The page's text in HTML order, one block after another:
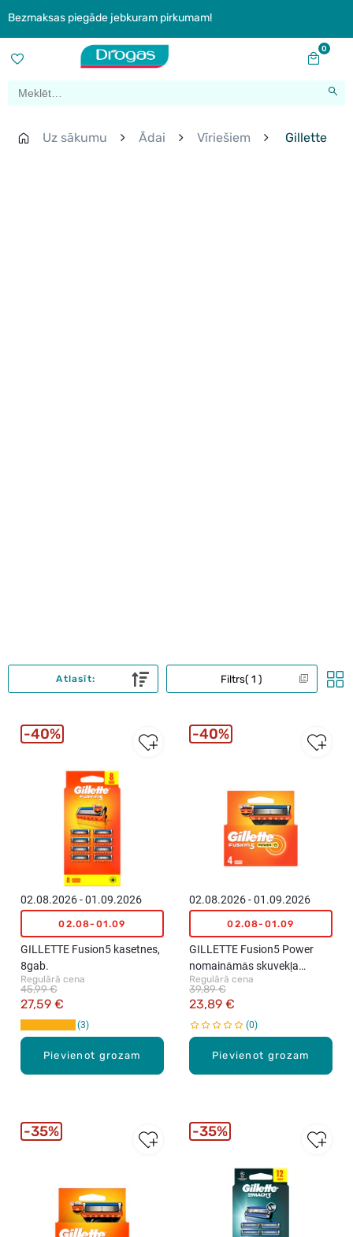
Bezmaksas piegāde jebkuram pirkumam!
0
Uz sākumu Ādai Vīriešiem Gillette
Filtrs 1
Atlasīt:
Pievienot grozam
02.08.2026 - 01.09.2026
02.08-01.09
GILLETTE Fusion5 kasetnes,
8gab.
Regulārā cena
27,59 €
45,99 €
3
40%
Pievienot grozam
02.08.2026 - 01.09.2026
02.08-01.09
GILLETTE Fusion5 Power
nomaināmās skuvekļa
kasetnes, 4gab.
Regulārā cena
23,89 €
39,89 €
0
40%
35% 35%